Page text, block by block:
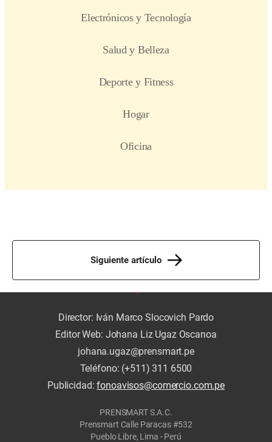
Siguiente artículo
Director: Iván Marco Slocovich Pardo
Editor Web: Johana Liz Ugaz Oscanoa
johana.ugaz@prensmart.pe
Teléfono: (+511) 311 6500
Publicidad:fonoavisos@comercio.com.pe
PRENSMART S.A.C.
Prensmart Calle Paracas #532
Pueblo Libre, Lima - Perú